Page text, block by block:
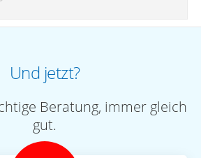
Und jetzt?
Beratung, immer gleich
gut.